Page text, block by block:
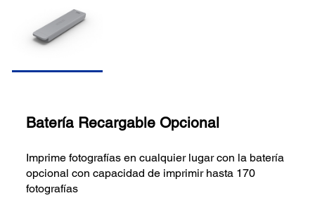
Batería Recargable Opcional
Imprime fotografías en cualquier lugar con la batería
opcional con capacidad de imprimir hasta 170
fotografías